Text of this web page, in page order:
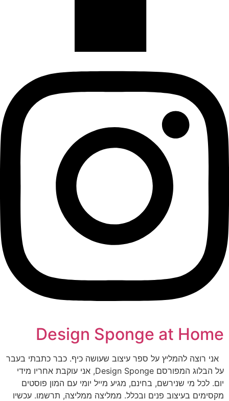
Design Sponge at Home
אני רוצה להמליץ על ספר עיצוב שעושה כיף. כבר כתבתי בעבר
על הבלוג המפורסם Design Sponge, אני עוקבת אחריו מידי
יום. לכל מי שנירשם, בחינם, מגיע מייל יומי עם המון פוסטים
מקסימים בעיצוב פנים ובכלל. ממליצה ממליצה, תרשמו. עכשיו